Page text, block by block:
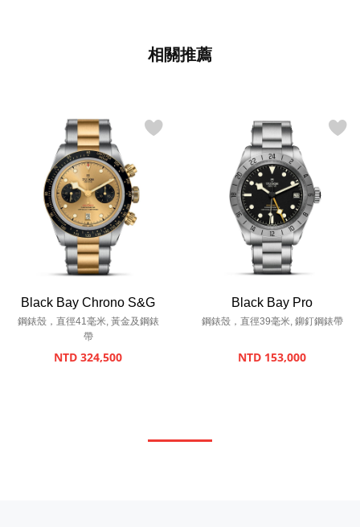
相關推薦
Black Bay Chrono S&G
鋼錶殼，直徑41毫米, 黃金及鋼錶
帶
NTD 324,500
Black Bay Pro
鋼錶殼，直徑39毫米, 鉚釘鋼錶帶
NTD 153,000